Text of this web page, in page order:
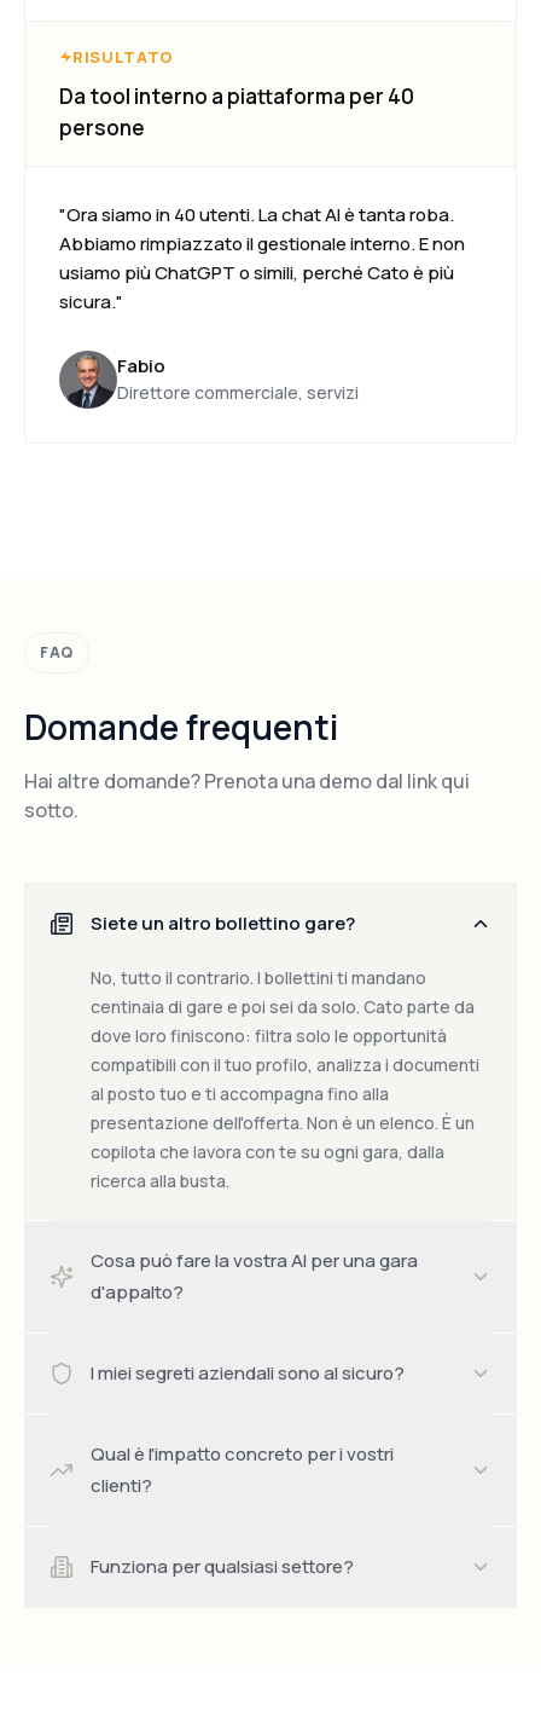
RISULTATO
Da tool interno a piattaforma per 40
persone
"Ora siamo in 40 utenti. La chat AI è tanta roba.
Abbiamo rimpiazzato il gestionale interno. E non
usiamo più ChatGPT o simili, perché Cato è più
sicura."
Fabio
Direttore commerciale, servizi
FAQ
Domande frequenti
Hai altre domande? Prenota una demo dal link qui
sotto.
Siete un altro bollettino gare?
No, tutto il contrario. I bollettini ti mandano
centinaia di gare e poi sei da solo. Cato parte da
dove loro finiscono: filtra solo le opportunità
compatibili con il tuo profilo, analizza i documenti
al posto tuo e ti accompagna fino alla
presentazione dell'offerta. Non è un elenco. È un
copilota che lavora con te su ogni gara, dalla
ricerca alla busta.
Cosa può fare la vostra AI per una gara
d'appalto?
I miei segreti aziendali sono al sicuro?
Qual è l'impatto concreto per i vostri
clienti?
Funziona per qualsiasi settore?